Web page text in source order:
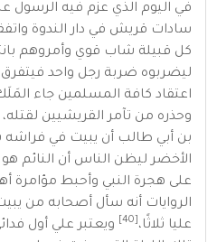
في اليوم الذي عزم فيه الرسول
سادات قريش في دار الندوة
كل قبيلة شاب قوي وأمروهم
ليضربوه ضربة رجل واحد
اعتقاد كافة المسلمين جاء
وحذره من تآمر القريشيين
بن أبي طالب أن يبيت في فراشه
الأخضر ليظن الناس أن النائم
على هجرة النبي وأحبط مؤامرة
الروايات أنه سأل أصحابه من
عليا ثلاثًا،
ويعتبر علي أول